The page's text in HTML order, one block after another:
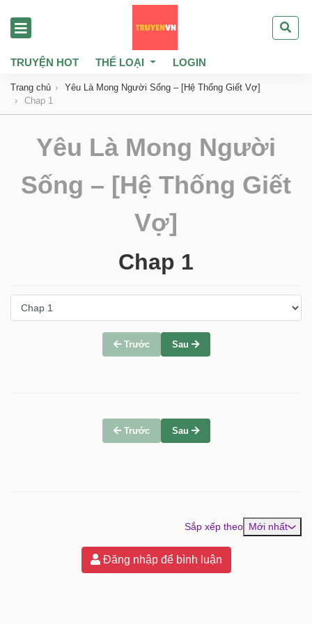
TRUYỆN HOT THỂ LOẠI LOGIN
Trang chủ
Yêu Là Mong Người Sống – [Hệ Thống Giết Vợ]
Chap 1
Yêu Là Mong Người
Sống – [Hệ Thống Giết
Vợ]
Chap 1
Trước Sau
Trước Sau
Sắp xếp theo Mới nhất
Đăng nhập để bình luận